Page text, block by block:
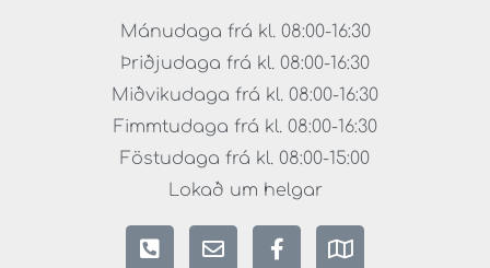
Mánudaga frá kl. 08:00-16:30
Þriðjudaga frá kl. 08:00-16:30
Miðvikudaga frá kl. 08:00-16:30
Fimmtudaga frá kl. 08:00-16:30
Föstudaga frá kl. 08:00-15:00
Lokað um helgar